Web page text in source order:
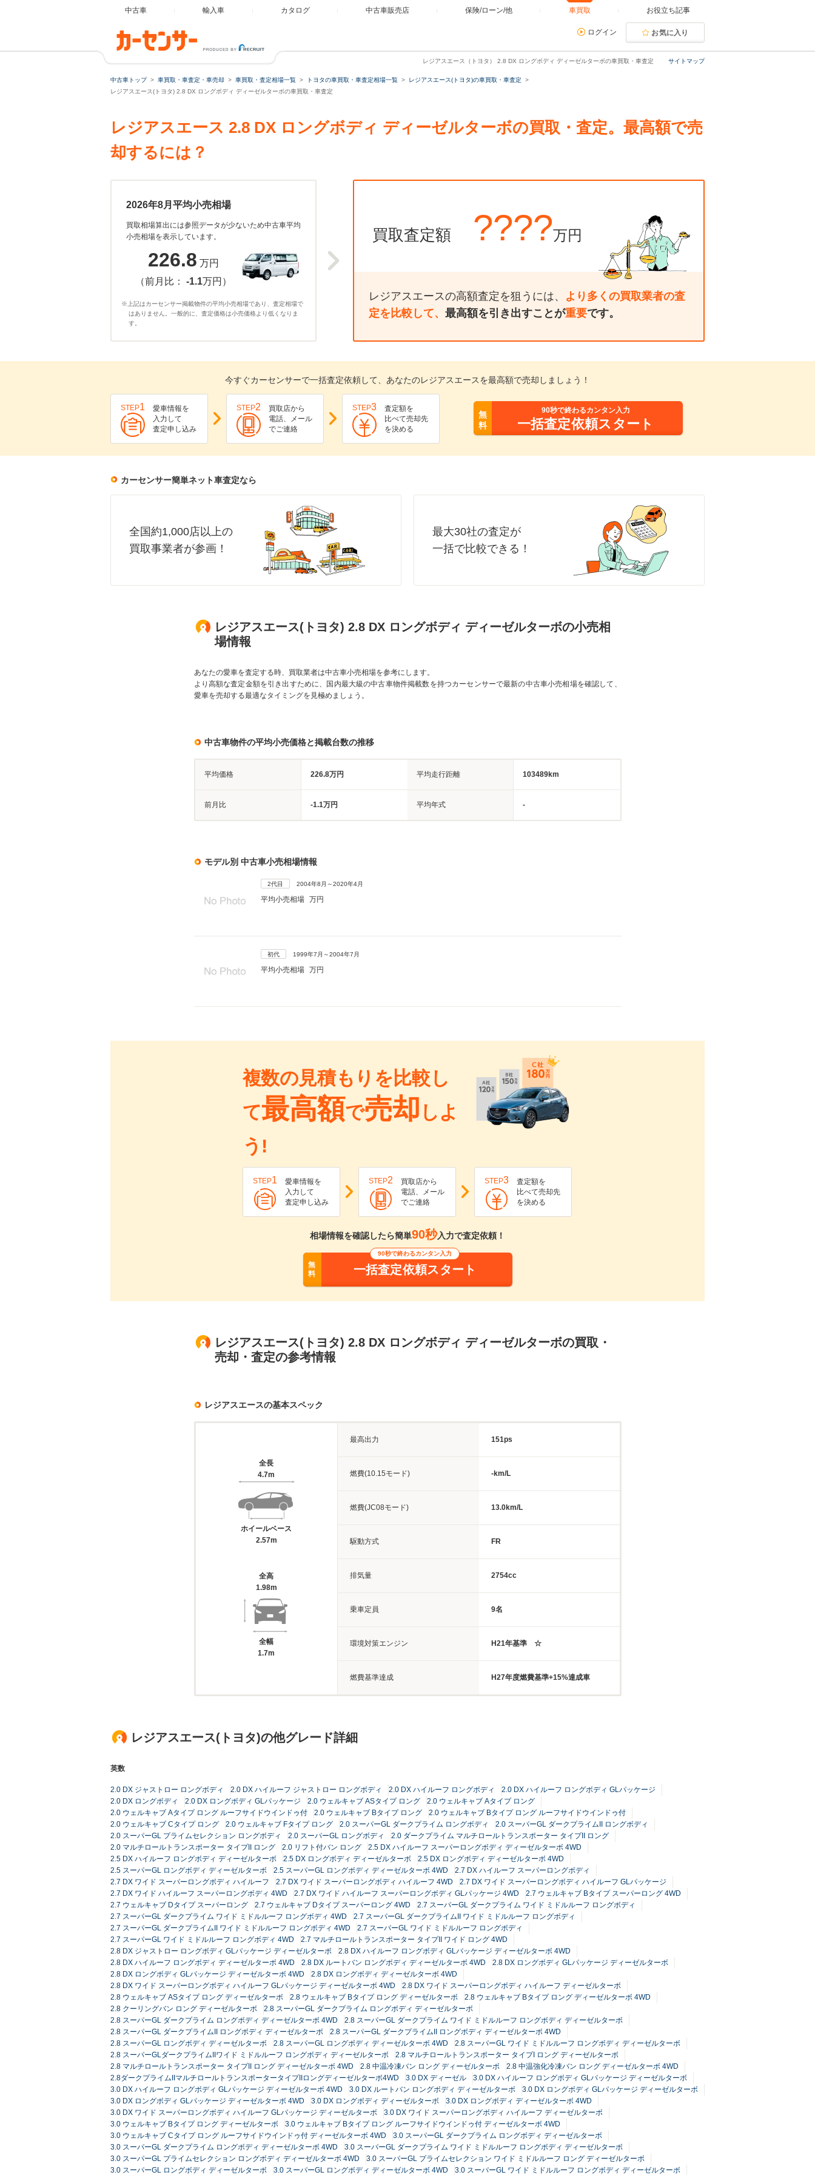
中古車 輸入車 カタログ 中古車販売店 保険/ローン/他 車買取 お役立ち記事
ログイン お気に入り
サイトマップ
レジアスエース（トヨタ） 2.8 DX ロングボディ ディーゼルターボの車買取・車査定
中古車トップ 車買取・車査定・車売却 車買取・査定相場一覧 トヨタの車買取・車査定相場一覧
レジアスエース(トヨタ)の車買取・車査定
レジアスエース(トヨタ) 2.8 DX ロングボディ ディーゼルターボの車買取・車査定
レジアスエース 2.8 DX ロングボディ ディーゼルターボの買取・査定。最高額で売
却するには？
2026年8月平均小売相場
買取相場算出には参照データが少ないため中古車平均
小売相場を表示しています。
226.8 万円
（前月比： -1.1万円）
※上記はカーセンサー掲載物件の平均小売相場であり、査定相場で
はありません。一般的に、査定価格は小売価格より低くなりま
す。
買取査定額 ????万円
レジアスエースの高額査定を狙うには、 より多くの買取業者の査
定を比較して、 最高額を引き出すことが重要です。
今すぐカーセンサーで一括査定依頼して、あなたのレジアスエースを最高額で売却しましょう！
STEP1
愛車情報を
入力して
査定申し込み
STEP2
買取店から
電話、メール
でご連絡
STEP3
査定額を
比べて売却先
を決める
無
料
90秒で終わるカンタン入力
一括査定依頼スタート
カーセンサー簡単ネット車査定なら
全国約1,000店以上の
買取事業者が参画！
最大30社の査定が
一括で比較できる！
レジアスエース(トヨタ) 2.8 DX ロングボディ ディーゼルターボの小売相
場情報
あなたの愛車を査定する時、買取業者は中古車小売相場を参考にします。
より高額な査定金額を引き出すために、国内最大級の中古車物件掲載数を持つカーセンサーで最新の中古車小売相場を確認して、
愛車を売却する最適なタイミングを見極めましょう。
中古車物件の平均小売価格と掲載台数の推移
平均価格 226.8万円 平均走行距離 103489km
前月比 -1.1万円 平均年式 -
モデル別 中古車小売相場情報
2代目 2004年8月～2020年4月
平均小売相場 万円
初代 1999年7月～2004年7月
平均小売相場 万円
複数の見積もりを比較し
て最高額で売却 しよ
う!
STEP1
愛車情報を
入力して
査定申し込み
STEP2
買取店から
電話、メール
でご連絡
STEP3
査定額を
比べて売却先
を決める
相場情報を確認したら簡単90秒入力で査定依頼！
無
料
90秒で終わるカンタン入力
一括査定依頼スタート
レジアスエース(トヨタ) 2.8 DX ロングボディ ディーゼルターボの買取・
売却・査定の参考情報
レジアスエースの基本スペック
全長
4.7m
ホイールベース
2.57m
全高
1.98m
全幅
1.7m
最高出力 151ps
燃費(10.15モード) -km/L
燃費(JC08モード) 13.0km/L
駆動方式 FR
排気量 2754cc
乗車定員 9名
環境対策エンジン H21年基準 ☆
燃費基準達成 H27年度燃費基準+15%達成車
レジアスエース(トヨタ)の他グレード詳細
英数
2.0 DX ジャストロー ロングボディ 2.0 DX ハイルーフ ジャストロー ロングボディ 2.0 DX ハイルーフ ロングボディ
2.0 DX ハイルーフ ロングボディ GLパッケージ
2.0 DX ロングボディ
2.0 DX ロングボディ GLパッケージ 2.0 ウェルキャブ ASタイプ ロング
2.0 ウェルキャブ Aタイプ ロング
2.0 ウェルキャブ Aタイプ ロング ルーフサイドウインドゥ付
2.0 ウェルキャブ Bタイプ ロング
2.0 ウェルキャブ Bタイプ ロング ルーフサイドウインドゥ付
2.0 ウェルキャブ Cタイプ ロング
2.0 ウェルキャブ Fタイプ ロング 2.0 スーパーGL ダークプライム ロングボディ
2.0 スーパーGL ダークプライムII ロングボディ
2.0 スーパーGL プライムセレクション ロングボディ
2.0 スーパーGL ロングボディ
2.0 ダークプライム マルチロールトランスポーター タイプII ロング
2.0 マルチロールトランスポーター タイプII ロング
2.0 リフト付バン ロング
2.5 DX ハイルーフ スーパーロングボディ ディーゼルターボ 4WD
2.5 DX ハイルーフ ロングボディ ディーゼルターボ
2.5 DX ロングボディ ディーゼルターボ
2.5 DX ロングボディ ディーゼルターボ 4WD
2.5 スーパーGL ロングボディ ディーゼルターボ
2.5 スーパーGL ロングボディ ディーゼルターボ 4WD
2.7 DX ハイルーフ スーパーロングボディ
2.7 DX ワイド スーパーロングボディ ハイルーフ
2.7 DX ワイド スーパーロングボディ ハイルーフ 4WD
2.7 DX ワイド スーパーロングボディ ハイルーフ GLパッケージ
2.7 DX ワイド ハイルーフ スーパーロングボディ 4WD
2.7 DX ワイド ハイルーフ スーパーロングボディ GLパッケージ 4WD
2.7 ウェルキャブ Bタイプ スーパーロング 4WD
2.7 ウェルキャブ Dタイプ スーパーロング
2.7 ウェルキャブ Dタイプ スーパーロング 4WD
2.7 スーパーGL ダークプライム ワイド ミドルルーフ ロングボディ
2.7 スーパーGL ダークプライム ワイド ミドルルーフ ロングボディ 4WD
2.7 スーパーGL ダークプライムII ワイド ミドルルーフ ロングボディ
2.7 スーパーGL ダークプライムII ワイド ミドルルーフ ロングボディ 4WD
2.7 スーパーGL ワイド ミドルルーフ ロングボディ
2.7 スーパーGL ワイド ミドルルーフ ロングボディ 4WD
2.7 マルチロールトランスポーター タイプII ワイド ロング 4WD
2.8 DX ジャストロー ロングボディ GLパッケージ ディーゼルターボ
2.8 DX ハイルーフ ロングボディ GLパッケージ ディーゼルターボ 4WD
2.8 DX ハイルーフ ロングボディ ディーゼルターボ 4WD
2.8 DX ルートバン ロングボディ ディーゼルターボ 4WD
2.8 DX ロングボディ GLパッケージ ディーゼルターボ
2.8 DX ロングボディ GLパッケージ ディーゼルターボ 4WD
2.8 DX ロングボディ ディーゼルターボ 4WD
2.8 DX ワイド スーパーロングボディ ハイルーフ GLパッケージ ディーゼルターボ 4WD
2.8 DX ワイド スーパーロングボディ ハイルーフ ディーゼルターボ
2.8 ウェルキャブ ASタイプ ロング ディーゼルターボ
2.8 ウェルキャブ Bタイプ ロング ディーゼルターボ
2.8 ウェルキャブ Bタイプ ロング ディーゼルターボ 4WD
2.8 クーリングバン ロング ディーゼルターボ
2.8 スーパーGL ダークプライム ロングボディ ディーゼルターボ
2.8 スーパーGL ダークプライム ロングボディ ディーゼルターボ 4WD
2.8 スーパーGL ダークプライム ワイド ミドルルーフ ロングボディ ディーゼルターボ
2.8 スーパーGL ダークプライムII ロングボディ ディーゼルターボ
2.8 スーパーGL ダークプライムII ロングボディ ディーゼルターボ 4WD
2.8 スーパーGL ロングボディ ディーゼルターボ
2.8 スーパーGL ロングボディ ディーゼルターボ 4WD
2.8 スーパーGL ワイド ミドルルーフ ロングボディ ディーゼルターボ
2.8 スーパーGLダークプライムIIワイド ミドルルーフ ロングボディ ディーゼルターボ
2.8 マルチロールトランスポーター タイプI ロング ディーゼルターボ
2.8 マルチロールトランスポーター タイプII ロング ディーゼルターボ 4WD
2.8 中温冷凍バン ロング ディーゼルターボ
2.8 中温強化冷凍バン ロング ディーゼルターボ 4WD
2.8ダークプライムIIマルチロールトランスポータータイプIIロングディーゼルターボ4WD
3.0 DX ディーゼル
3.0 DX ハイルーフ ロングボディ GLパッケージ ディーゼルターボ
3.0 DX ハイルーフ ロングボディ GLパッケージ ディーゼルターボ 4WD
3.0 DX ルートバン ロングボディ ディーゼルターボ
3.0 DX ロングボディ GLパッケージ ディーゼルターボ
3.0 DX ロングボディ GLパッケージ ディーゼルターボ 4WD
3.0 DX ロングボディ ディーゼルターボ
3.0 DX ロングボディ ディーゼルターボ 4WD
3.0 DX ワイド スーパーロングボディ ハイルーフ GLパッケージ ディーゼルターボ
3.0 DX ワイド スーパーロングボディ ハイルーフ ディーゼルターボ
3.0 ウェルキャブ Bタイプ ロング ディーゼルターボ
3.0 ウェルキャブ Bタイプ ロング ルーフサイドウインドゥ付 ディーゼルターボ 4WD
3.0 ウェルキャブ Cタイプ ロング ルーフサイドウインドゥ付 ディーゼルターボ 4WD
3.0 スーパーGL ダークプライム ロングボディ ディーゼルターボ
3.0 スーパーGL ダークプライム ロングボディ ディーゼルターボ 4WD
3.0 スーパーGL ダークプライム ワイド ミドルルーフ ロングボディ ディーゼルターボ
3.0 スーパーGL プライムセレクション ロングボディ ディーゼルターボ 4WD
3.0 スーパーGL プライムセレクション ワイド ミドルルーフ ロング ディーゼルターボ
3.0 スーパーGL ロングボディ ディーゼルターボ
3.0 スーパーGL ロングボディ ディーゼルターボ 4WD 3.0 スーパーGL ワイド ミドルルーフ ロングボディ ディーゼルターボ